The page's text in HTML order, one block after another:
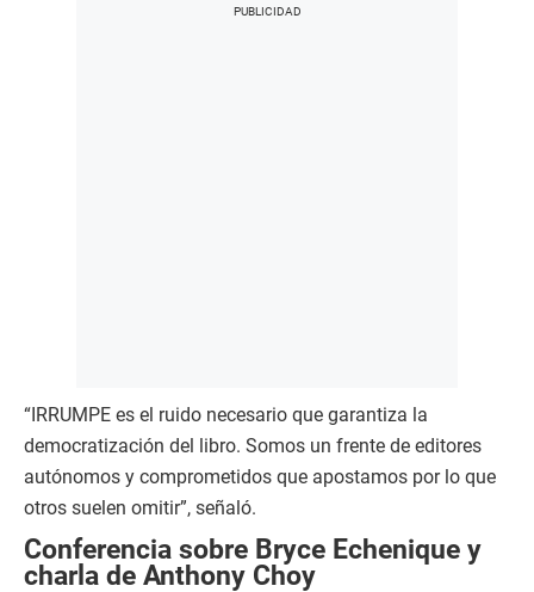
“IRRUMPE es el ruido necesario que garantiza la
democratización del libro. Somos un frente de editores
autónomos y comprometidos que apostamos por lo que
otros suelen omitir”, señaló.
Conferencia sobre Bryce Echenique y
charla de Anthony Choy